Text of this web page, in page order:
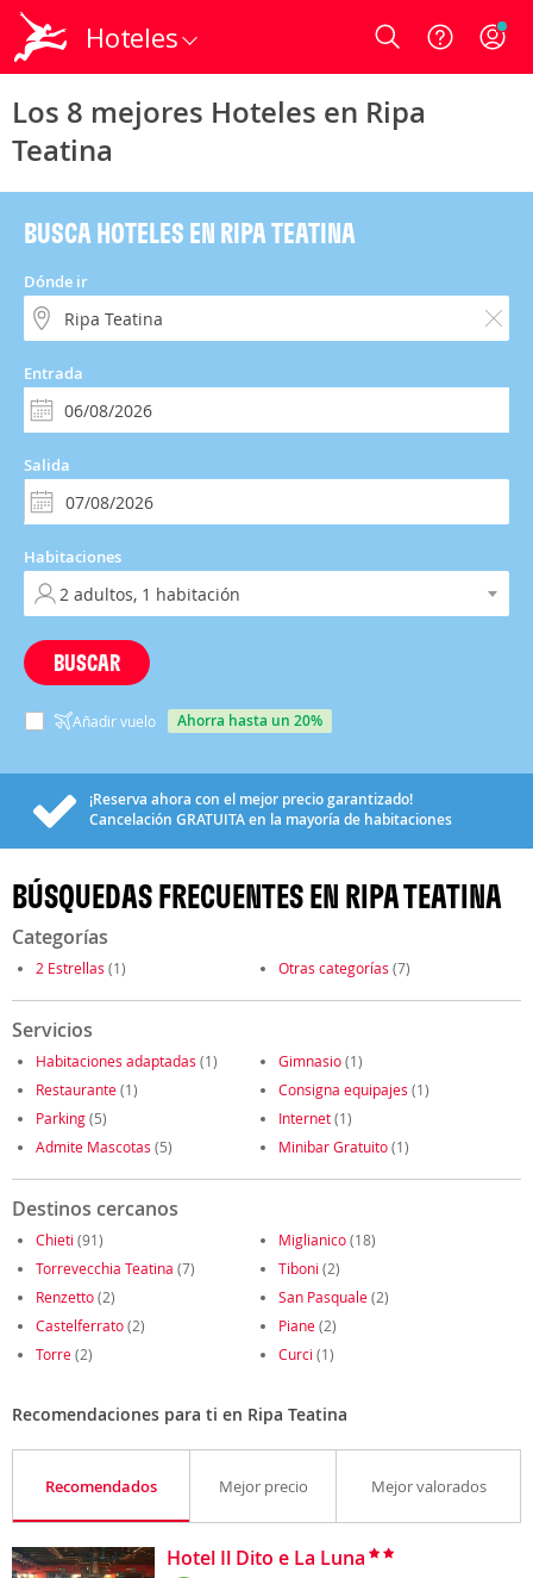
Hoteles Login
Los 8 mejores Hoteles en Ripa
Teatina
BUSCA HOTELES EN RIPA TEATINA
Dónde ir
Entrada
Salida
Habitaciones
BUSCAR
Añadir vuelo ahorra hasta un 20%
¡Reserva ahora con el mejor precio garantizado!
Cancelación GRATUITAen la mayoría de habitaciones
BÚSQUEDAS FRECUENTES EN RIPA TEATINA
Categorías
2 Estrellas (1) Otras categorías (7)
Servicios
Habitaciones adaptadas (1) Gimnasio(1)
Restaurante(1) Consigna equipajes (1)
Parking(5) Internet(1)
Admite Mascotas (5) Minibar Gratuito(1)
Destinos cercanos
Chieti (91) Miglianico(18)
Torrevecchia Teatina (7) Tiboni (2)
Renzetto(2) San Pasquale(2)
Castelferrato(2) Piane(2)
Torre(2) Curci (1)
Recomendaciones para ti en Ripa Teatina
Recomendados Mejor precio Mejor valorados
Hotel Il Dito e La Luna